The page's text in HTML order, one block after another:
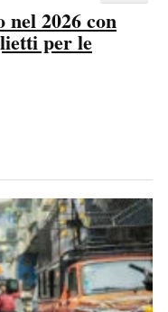
2026 con
per le